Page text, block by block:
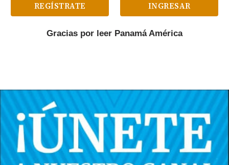
REGÍSTRATE INGRESAR
Gracias por leer Panamá América